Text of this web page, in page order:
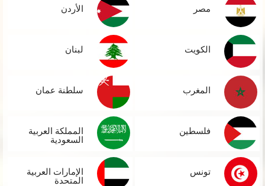
مصر الأردن
الكويت لبنان
المغرب سلطنة عمان
فلسطين
المملكة العربية
السعودية
تونس
الإمارات العربية
المتحدة